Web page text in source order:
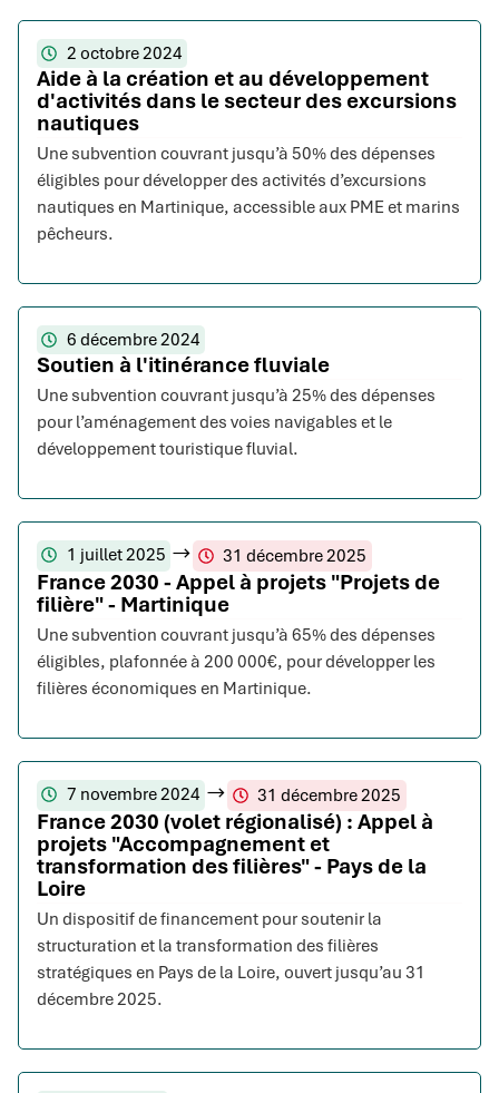
2 octobre 2024
Aide à la création et au développement
d'activités dans le secteur des excursions
nautiques
Une subvention couvrant jusqu’à 50% des dépenses
éligibles pour développer des activités d’excursions
nautiques en Martinique, accessible aux PME et marins
pêcheurs.
6 décembre 2024
Soutien à l'itinérance fluviale
Une subvention couvrant jusqu’à 25% des dépenses
pour l’aménagement des voies navigables et le
développement touristique fluvial.
1 juillet 2025 31 décembre 2025
France 2030 - Appel à projets "Projets de
filière" - Martinique
Une subvention couvrant jusqu’à 65% des dépenses
éligibles, plafonnée à 200 000€, pour développer les
filières économiques en Martinique.
7 novembre 2024 31 décembre 2025
France 2030 (volet régionalisé) : Appel à
projets "Accompagnement et
transformation des filières" - Pays de la
Loire
Un dispositif de financement pour soutenir la
structuration et la transformation des filières
stratégiques en Pays de la Loire, ouvert jusqu’au 31
décembre 2025.